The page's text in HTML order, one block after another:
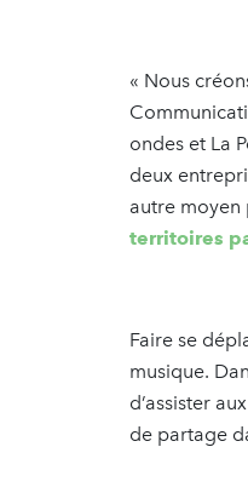
« Nous
ondes et La
deux
autre moyen
territoires
Faire se
musique.
d’assister
de partage